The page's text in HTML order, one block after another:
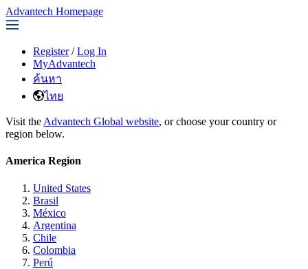
Advantech Homepage
Register / Log In
MyAdvantech
ค้นหา
ไทย
Visit the Advantech Global website, or choose your country or
region below.
America Region
United States
Brasil
México
Argentina
Chile
Colombia
Perú